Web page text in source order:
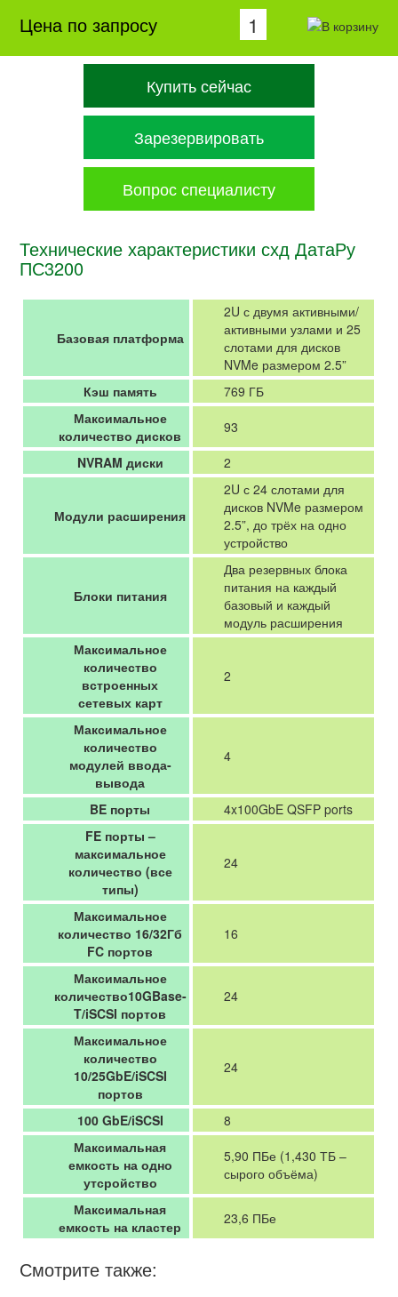
Цена по запросу
Купить сейчас
Зарезервировать
Вопрос специалисту
Технические характеристики схд ДатаРу
ПС3200
Базовая платформа
2U с двумя активными/
активными узлами и 25
слотами для дисков
NVMe размером 2.5”
Кэш память
769 ГБ
Максимальное
количество дисков
93
NVRAM диски
2
Модули расширения
2U с 24 слотами для
дисков NVMe размером
2.5”, до трёх на одно
устройство
Блоки питания
Два резервных блока
питания на каждый
базовый и каждый
модуль расширения
Максимальное
количество
встроенных
сетевых карт
2
Максимальное
количество
модулей ввода-
вывода
4
BE порты
4x100GbE QSFP ports
FE порты –
максимальное
количество (все
типы)
24
Максимальное
количество 16/32Гб
FC портов
16
Максимальное
количество10GBase-
T/iSCSI портов
24
Максимальное
количество
10/25GbE/iSCSI
портов
24
100 GbE/iSCSI
8
Максимальная
емкость на одно
утсройство
5,90 ПБе (1,430 ТБ –
сырого объёма)
Максимальная
емкость на кластер
23,6 ПБе
Смотрите также: